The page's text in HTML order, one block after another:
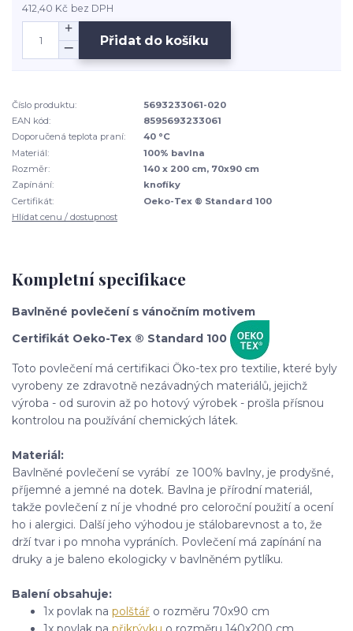
412,40 Kč bez DPH
Přidat do košíku
Číslo produktu:
5693233061-020
EAN kód:
8595693233061
Doporučená teplota praní:
40 °C
Materiál:
100% bavlna
Rozměr:
140 x 200 cm, 70x90 cm
Zapínání:
knofíky
Certifikát:
Oeko-Tex ® Standard 100
Hlídat cenu / dostupnost
Kompletní specifikace
Bavlněné povlečení s vánočním motivem
Certifikát Oeko-Tex ® Standard 100
Toto povlečení má certifikaci Öko-tex pro textilie, které byly
vyrobeny ze zdravotně nezávadných materiálů, jejichž
výroba - od surovin až po hotový výrobek - prošla přísnou
kontrolou na používání chemických látek.
Materiál:
Bavlněné povlečení se vyrábí ze 100% bavlny, je prodyšné,
příjemné a jemné na dotek. Bavlna je přírodní materiál,
takže povlečení z ní je vhodné pro celoroční použití a ocení
ho i alergici. Další jeho výhodou je stálobarevnost a to, že
drží tvar i po mnoha vypráních. Povlečení má zapínání na
druky a je baleno ekologicky v bavlněném pytlíku.
Balení obsahuje:
1x povlak na polštář o rozměru 70x90 cm